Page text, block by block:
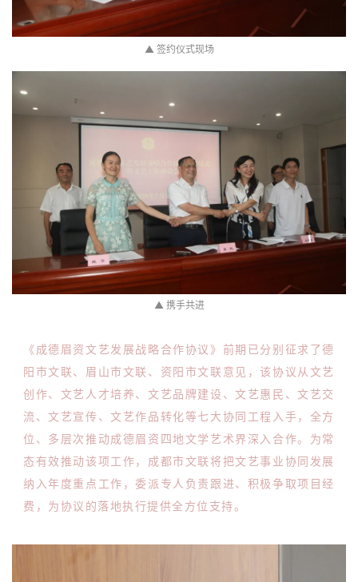
▲ 签约仪式现场
▲ 携手共进
《成德眉资文艺发展战略合作协议》前期已分别征求了德
阳市文联、眉山市文联、资阳市文联意见，该协议从文艺
创作、文艺人才培养、文艺品牌建设、文艺惠民、文艺交
流、文艺宣传、文艺作品转化等七大协同工程入手，全方
位、多层次推动成德眉资四地文学艺术界深入合作。为常
态有效推动该项工作，成都市文联将把文艺事业协同发展
纳入年度重点工作，委派专人负责跟进、积极争取项目经
费，为协议的落地执行提供全方位支持。